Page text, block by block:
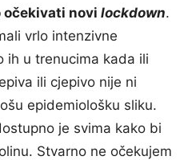
očekivati novi lockdown.
vrlo intenzivne
ih u trenucima kada ili
ili cjepivo nije ni
epidemiološku sliku.
je svima kako bi
Stvarno ne očekujem